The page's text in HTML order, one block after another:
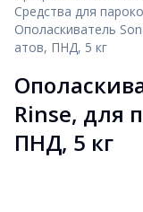
Средства для
Ополаскиватель
атов, ПНД, 5 кг
Rinse, для
ПНД, 5 кг